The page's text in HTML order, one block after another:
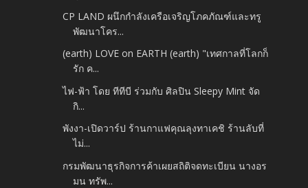
CP LAND ผนึกกำลังเครือเจริญโภคภัณฑ์และทรู
พัฒนาโคร...
(earth) LOVE on EARTH (earth) "เทศกาลที่โลกก็
รัก ค...
ไฟ-ฟ้า โดย ทีทีบี ร่วมกับ ศิลปิน Sleepy Mint จัด
กิ...
พังงา-เปิดวาร์ป ร้านกาแฟคุณลุงทาเคชิ ร้านลับที่
ไม่...
กรมพัฒนาธุรกิจการค้าเผยสถิติจดทะเบียน นางอร
มน ทรัพ...